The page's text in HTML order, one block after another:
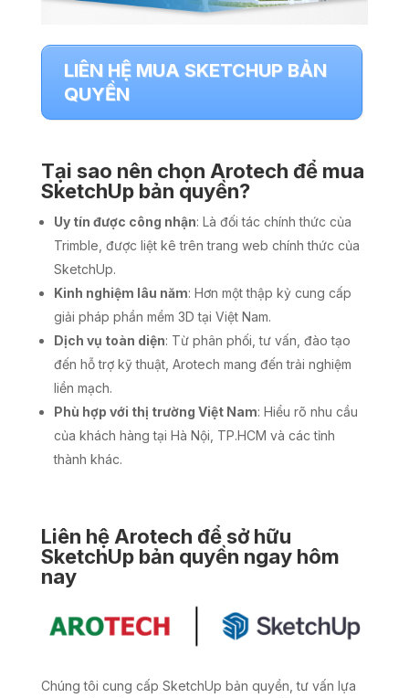
LIÊN HỆ MUA SKETCHUP BẢN
QUYỀN
Tại sao nên chọn Arotech để mua
SketchUp bản quyền?
Uy tín được công nhận: Là đối tác chính thức của
Trimble, được liệt kê trên trang web chính thức của
SketchUp.
Kinh nghiệm lâu năm: Hơn một thập kỷ cung cấp
giải pháp phần mềm 3D tại Việt Nam.
Dịch vụ toàn diện: Từ phân phối, tư vấn, đào tạo
đến hỗ trợ kỹ thuật, Arotech mang đến trải nghiệm
liền mạch.
Phù hợp với thị trường Việt Nam: Hiểu rõ nhu cầu
của khách hàng tại Hà Nội, TP.HCM và các tỉnh
thành khác.
Liên hệ Arotech để sở hữu
SketchUp bản quyền ngay hôm
nay
Chúng tôi cung cấp SketchUp bản quyền, tư vấn lựa